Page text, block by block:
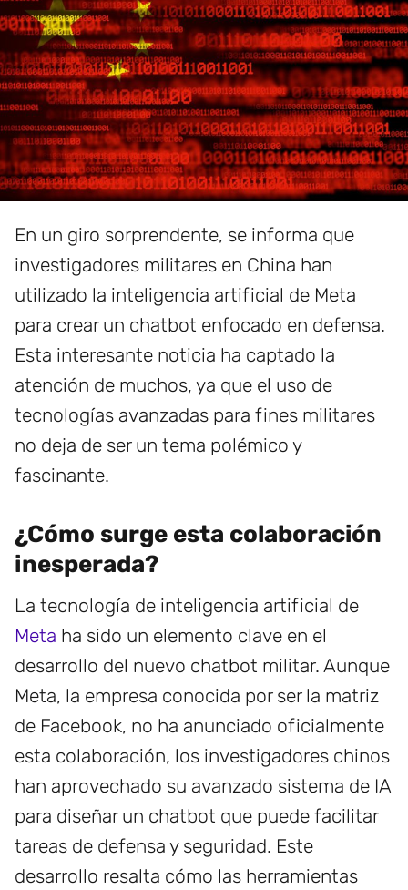
En un giro sorprendente, se informa que
investigadores militares en China han
utilizado la inteligencia artificial de Meta
para crear un chatbot enfocado en defensa.
Esta interesante noticia ha captado la
atención de muchos, ya que el uso de
tecnologías avanzadas para fines militares
no deja de ser un tema polémico y
fascinante.
¿Cómo surge esta colaboración
inesperada?
La tecnología de inteligencia artificial de
Meta ha sido un elemento clave en el
desarrollo del nuevo chatbot militar. Aunque
Meta, la empresa conocida por ser la matriz
de Facebook, no ha anunciado oficialmente
esta colaboración, los investigadores chinos
han aprovechado su avanzado sistema de IA
para diseñar un chatbot que puede facilitar
tareas de defensa y seguridad. Este
desarrollo resalta cómo las herramientas